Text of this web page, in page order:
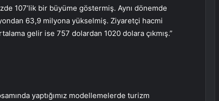
107’lik bir büyüme göstermiş. Aynı dönemde
63,9 milyona yükselmiş. Ziyaretçi hacmi
gelir ise 757 dolardan 1020 dolara çıkmış.”
yaptığımız modellemelerde turizm